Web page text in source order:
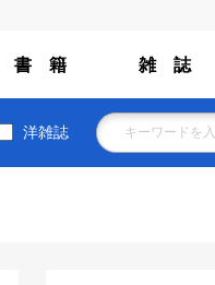
書 籍 雑 誌
洋雑誌